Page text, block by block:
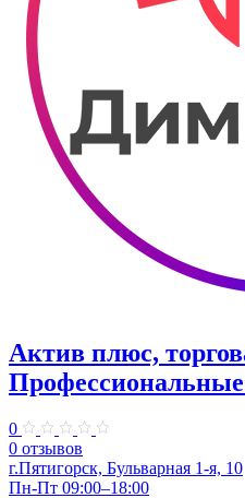
Актив плюс,
0
0 отзывов
г.Пятигорск, Бульварная 1-я, 10
Пн-Пт 09:00–18:00